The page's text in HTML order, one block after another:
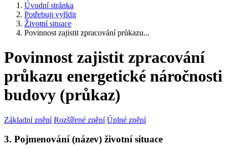
Úvodní stránka
Potřebuji vyřídit
Životní situace
Povinnost zajistit zpracování průkazu...
Povinnost zajistit zpracování
průkazu energetické náročnosti
budovy (průkaz)
Základní znění Rozšířené znění Úplné znění
3. Pojmenování (název) životní situace